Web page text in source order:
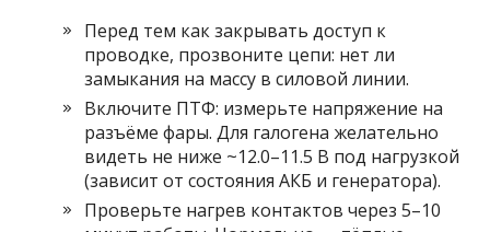
Перед тем как закрывать доступ к
проводке, прозвоните цепи: нет ли
замыкания на массу в силовой линии.
Включите ПТФ: измерьте напряжение на
разъёме фары. Для галогена желательно
видеть не ниже ~12.0–11.5 В под нагрузкой
(зависит от состояния АКБ и генератора).
Проверьте нагрев контактов через 5–10